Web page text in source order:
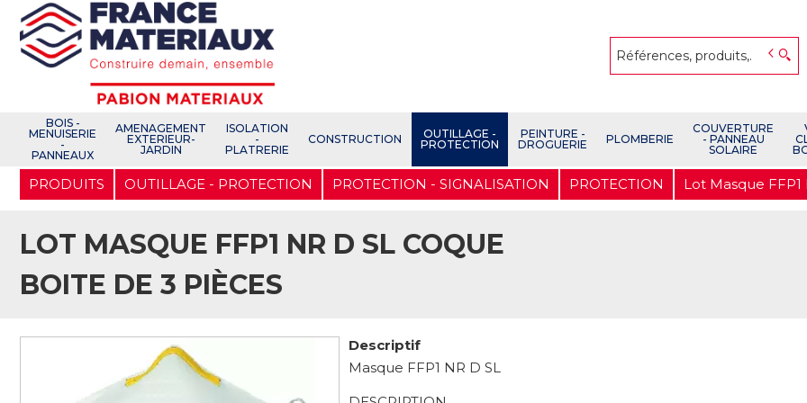
Aller
contenu
BOIS -
MENUISERIE
-
PANNEAUX
AMENAGEMENT
EXTERIEUR-
JARDIN
ISOLATION
-
PLATRERIE
CONSTRUCTION
OUTILLAGE -
PROTECTION
PEINTURE -
DROGUERIE
PLOMBERIE
COUVERTURE
- PANNEAU
SOLAIRE
PRODUITS OUTILLAGE - PROTECTION PROTECTION - SIGNALISATION PROTECTION Lot Masque
LOT MASQUE FFP1 NR D SL COQUE
BOITE DE 3 PIÈCES
Descriptif
Masque FFP1 NR D SL